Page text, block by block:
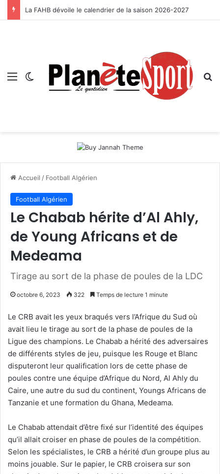
La FAHB dévoile le calendrier de la saison 2026-2027
Menu Switch skin
Accueil / Football Algérien
Football Algérien
Le Chabab hérite d’Al Ahly,
de Young Africans et de
Medeama
Tirage au sort de la phase de poules de la LDC
octobre 6, 2023 322 Temps de lecture 1 minute
Le CRB avait les yeux braqués vers l’Afrique du Sud où
avait lieu le tirage au sort de la phase de poules de la
Ligue des champions. Le Chabab a hérité des adversaires
de différents styles de jeu, puisque les Rouge et Blanc
disputeront leur qualification lors de cette phase de
poules contre une équipe d’Afrique du Nord, Al Ahly du
Caire, une autre du sud du continent, Youngs Africans de
Tanzanie et une formation du Ghana, Medeama.
Le Chabab attendait d’être fixé sur l’identité des équipes
qu’il allait croiser en phase de poules de la compétition.
Selon les spécialistes, le CRB a hérité d’un groupe plus au
moins jouable. Sur le papier, le CRB croisera sur son